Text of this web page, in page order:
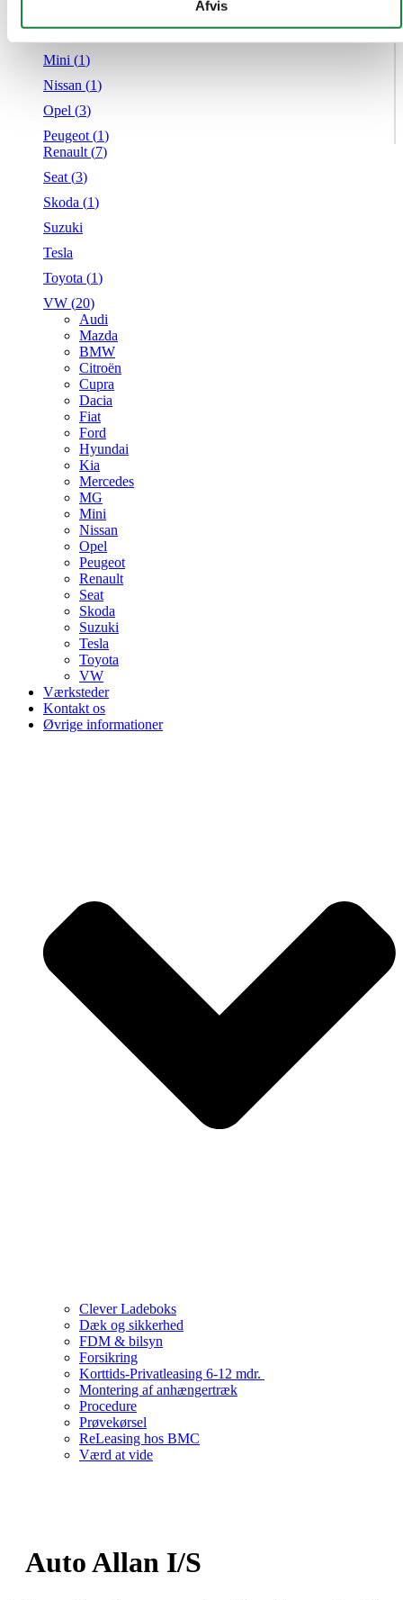
givet dem, eller som de har indsamlet fra din brug af deres
tjenester.
Afvis
Mini (1)
Nissan (1)
Opel (3)
Peugeot (1)
Renault (7)
Seat (3)
Skoda (1)
Suzuki
Tesla
Toyota (1)
VW (20)
Audi
Mazda
BMW
Citroën
Cupra
Dacia
Fiat
Ford
Hyundai
Kia
Mercedes
MG
Mini
Nissan
Opel
Peugeot
Renault
Seat
Skoda
Suzuki
Tesla
Toyota
VW
Værksteder
Kontakt os
Øvrige informationer
Clever Ladeboks
Dæk og sikkerhed
FDM & bilsyn
Forsikring
Korttids-Privatleasing 6-12 mdr.
Montering af anhængertræk
Procedure
Prøvekørsel
ReLeasing hos BMC
Værd at vide
Auto Allan I/S